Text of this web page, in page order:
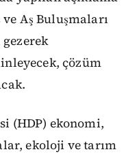
Aş Buluşmaları
çözüm
(HDP) ekonomi,
ekoloji ve tarım